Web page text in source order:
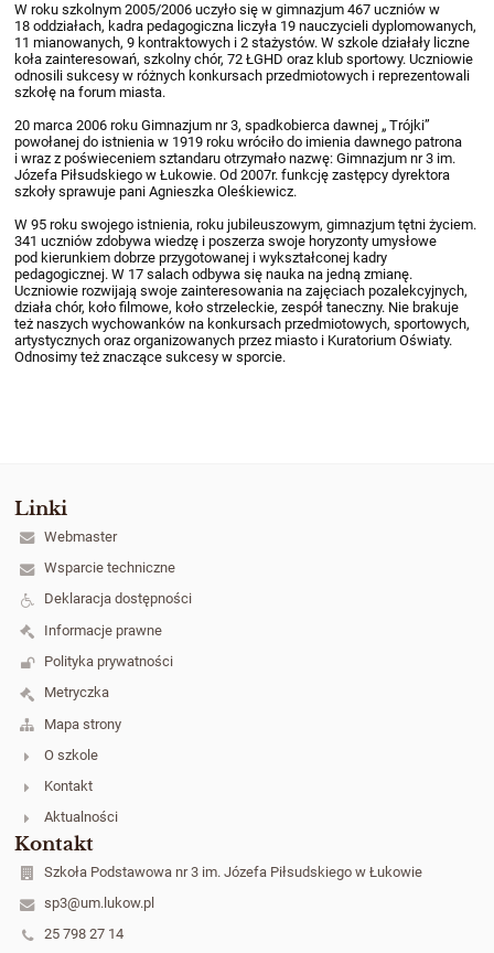
W roku szkolnym 2005/2006 uczyło się w gimnazjum 467 uczniów w
18 oddziałach, kadra pedagogiczna liczyła 19 nauczycieli dyplomowanych,
11 mianowanych, 9 kontraktowych i 2 stażystów. W szkole działały liczne
koła zainteresowań, szkolny chór, 72 ŁGHD oraz klub sportowy. Uczniowie
odnosili sukcesy w różnych konkursach przedmiotowych i reprezentowali
szkołę na forum miasta.
20 marca 2006 roku Gimnazjum nr 3, spadkobierca dawnej „ Trójki”
powołanej do istnienia w 1919 roku wróciło do imienia dawnego patrona
i wraz z poświeceniem sztandaru otrzymało nazwę: Gimnazjum nr 3 im.
Józefa Piłsudskiego w Łukowie. Od 2007r. funkcję zastępcy dyrektora
szkoły sprawuje pani Agnieszka Oleśkiewicz.
W 95 roku swojego istnienia, roku jubileuszowym, gimnazjum tętni życiem.
341 uczniów zdobywa wiedzę i poszerza swoje horyzonty umysłowe
pod kierunkiem dobrze przygotowanej i wykształconej kadry
pedagogicznej. W 17 salach odbywa się nauka na jedną zmianę.
Uczniowie rozwijają swoje zainteresowania na zajęciach pozalekcyjnych,
działa chór, koło filmowe, koło strzeleckie, zespół taneczny. Nie brakuje
też naszych wychowanków na konkursach przedmiotowych, sportowych,
artystycznych oraz organizowanych przez miasto i Kuratorium Oświaty.
Odnosimy też znaczące sukcesy w sporcie.
Linki
Webmaster
Wsparcie techniczne
Deklaracja dostępności
Informacje prawne
Polityka prywatności
Metryczka
Mapa strony
O szkole
Kontakt
Aktualności
Kontakt
Szkoła Podstawowa nr 3 im. Józefa Piłsudskiego w Łukowie
sp3@um.lukow.pl
25 798 27 14